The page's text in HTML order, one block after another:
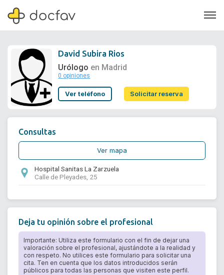
Soporte
David Subira Rios
Urólogo en Madrid
0 opiniones
Ver teléfono Solicitar reserva
Consultas
Ver mapa
Hospital Sanitas La Zarzuela
Calle de Pleyades, 25
Deja tu opinión sobre el profesional
Importante: Utiliza este formulario con el fin de dejar una
valoración sobre el profesional, ajustándote a la realidad y
con respeto. No utilices este formulario para solicitar una
cita. Ten en cuenta que los datos introducidos serán
públicos para todas las personas que visiten este perfil.